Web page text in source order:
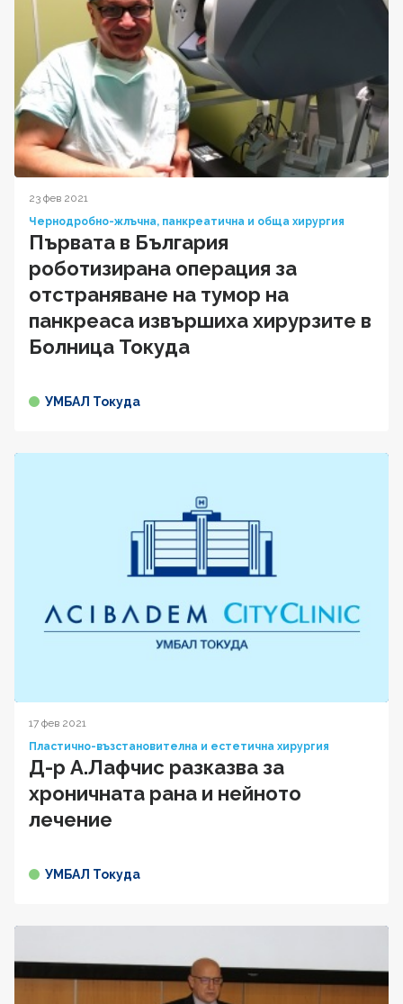
23 фев 2021
Чернодробно-жлъчна, панкреатична и обща хирургия
Първата в България
роботизирана операция за
отстраняване на тумор на
панкреаса извършиха хирурзите в
Болница Токуда
УМБАЛ Токуда
17 фев 2021
Пластично-възстановителна и естетична хирургия
Д-р А.Лафчис разказва за
хроничната рана и нейното
лечение
УМБАЛ Токуда